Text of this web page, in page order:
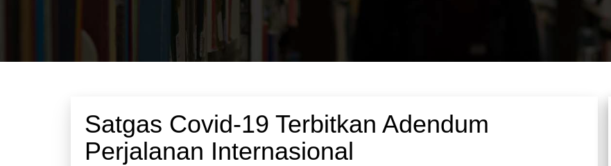
Satgas Covid-19 Terbitkan Adendum
Perjalanan Internasional